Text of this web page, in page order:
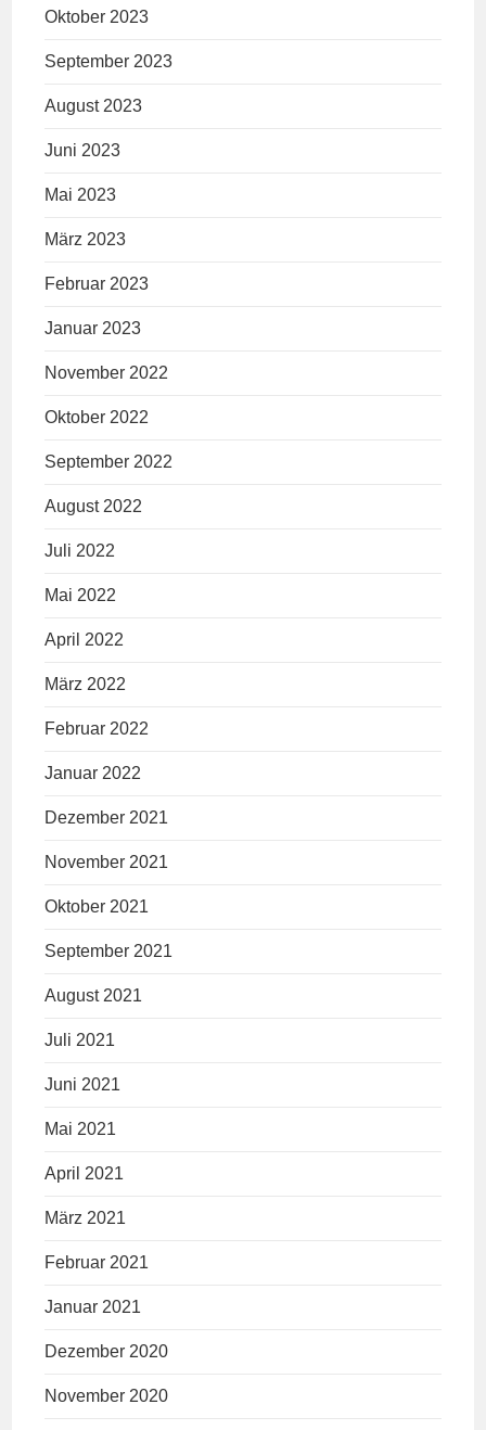
Oktober 2023
September 2023
August 2023
Juni 2023
Mai 2023
März 2023
Februar 2023
Januar 2023
November 2022
Oktober 2022
September 2022
August 2022
Juli 2022
Mai 2022
April 2022
März 2022
Februar 2022
Januar 2022
Dezember 2021
November 2021
Oktober 2021
September 2021
August 2021
Juli 2021
Juni 2021
Mai 2021
April 2021
März 2021
Februar 2021
Januar 2021
Dezember 2020
November 2020